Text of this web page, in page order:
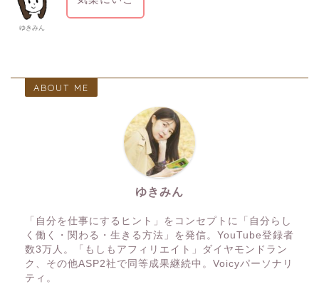
ゆきみん
ABOUT ME
ゆきみん
「自分を仕事にするヒント」をコンセプトに「自分らし
く働く・関わる・生きる方法」を発信。YouTube登録者
数3万人。「もしもアフィリエイト」ダイヤモンドラン
ク、その他ASP2社で同等成果継続中。Voicyパーソナリ
ティ。